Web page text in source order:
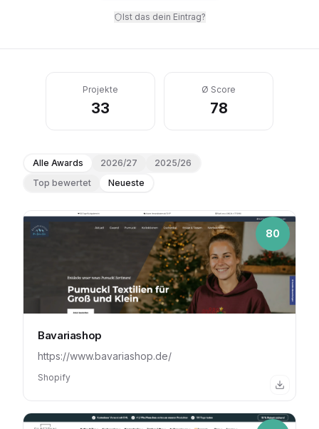
Ist das dein Eintrag?
Projekte
33
Ø Score
78
Alle Awards 2026/27
2025/26
Top bewertet
Neueste
80
Bavariashop
https://www.bavariashop.de/
Shopify